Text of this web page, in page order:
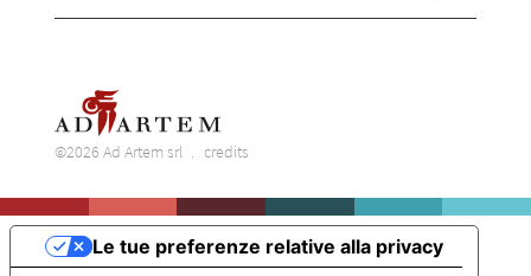
©2026 Ad Artem srl credits
Le tue preferenze relative alla privacy